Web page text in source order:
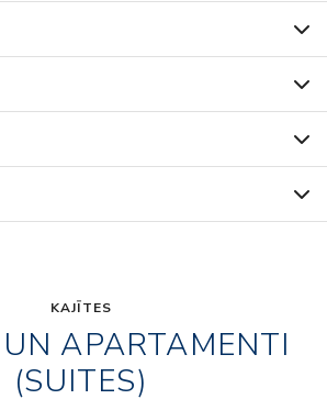
KAJĪTES
APARTAMENTI
(SUITES)